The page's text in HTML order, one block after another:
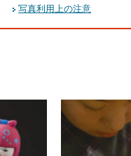
写真利用上の注意